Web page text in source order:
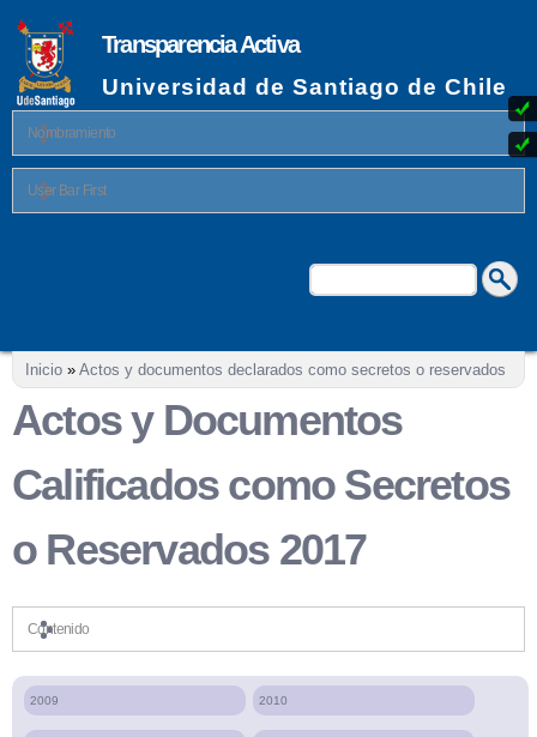
contenido
principal
Transparencia Activa
Universidad de Santiago de Chile
Nombramiento
User Bar First
Formulario de búsqueda
Buscar
Se encuentra usted aquí
Inicio » Actos y documentos declarados como secretos o reservados
Actos y Documentos
Calificados como Secretos
o Reservados 2017
Contenido
2009 2010